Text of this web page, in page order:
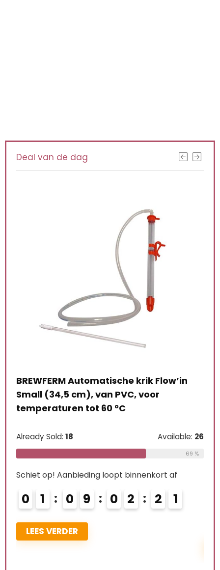
Deal van de dag
26
Beertender Set van 5 tubes voor SEB
Krups bierpompbuis
Already Sold:21 Available:
0 0 0 2
TOEVOEGEN AAN WINKELWAGEN